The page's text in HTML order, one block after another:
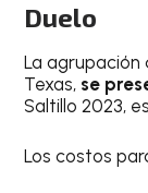
Duelo
La agrupación
Texas, se
Saltillo 2023,
Los costos